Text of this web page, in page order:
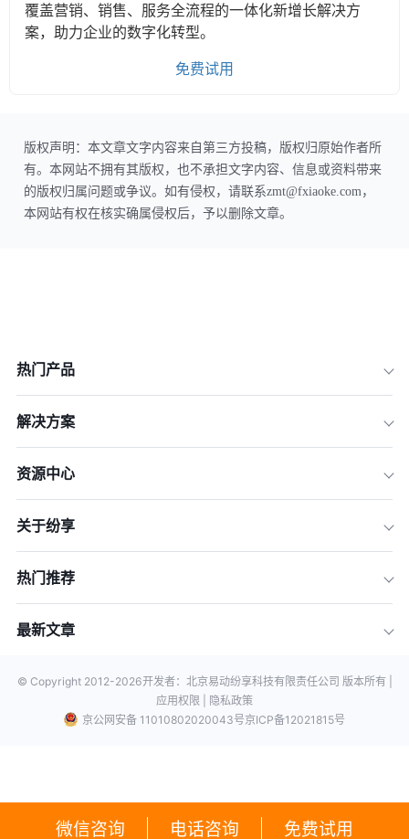
微信咨询 电话咨询 免费试用
覆盖营销、销售、服务全流程的一体化新增长解决方
案，助力企业的数字化转型。
免费试用
版权声明：本文章文字内容来自第三方投稿，版权归原始作者所
有。本网站不拥有其版权，也不承担文字内容、信息或资料带来
的版权归属问题或争议。如有侵权，请联系zmt@fxiaoke.com，
本网站有权在核实确属侵权后，予以删除文章。
热门产品
解决方案
资源中心
关于纷享
热门推荐
最新文章
© Copyright 2012-2026开发者：北京易动纷享科技有限责任公司 版本所有 |
应用权限 |
隐私政策
京公网安备 11010802020043号京ICP备12021815号